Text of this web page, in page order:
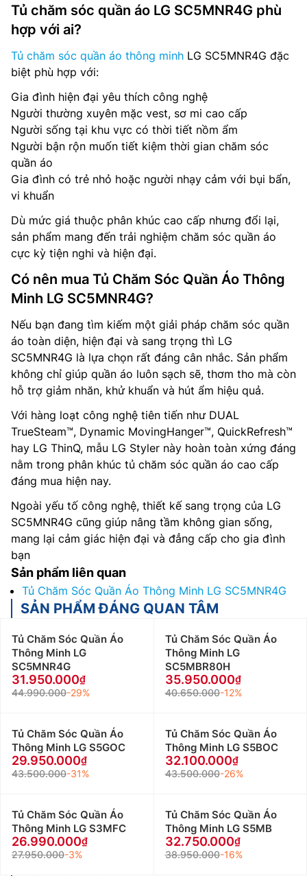
Tủ chăm sóc quần áo LG SC5MNR4G phù
hợp với ai?
Tủ chăm sóc quần áo thông minh LG SC5MNR4G đặc
biệt phù hợp với:
Gia đình hiện đại yêu thích công nghệ
Người thường xuyên mặc vest, sơ mi cao cấp
Người sống tại khu vực có thời tiết nồm ẩm
Người bận rộn muốn tiết kiệm thời gian chăm sóc
quần áo
Gia đình có trẻ nhỏ hoặc người nhạy cảm với bụi bẩn,
vi khuẩn
Dù mức giá thuộc phân khúc cao cấp nhưng đổi lại,
sản phẩm mang đến trải nghiệm chăm sóc quần áo
cực kỳ tiện nghi và hiện đại.
Có nên mua Tủ Chăm Sóc Quần Áo Thông
Minh LG SC5MNR4G?
Nếu bạn đang tìm kiếm một giải pháp chăm sóc quần
áo toàn diện, hiện đại và sang trọng thì LG
SC5MNR4G là lựa chọn rất đáng cân nhắc. Sản phẩm
không chỉ giúp quần áo luôn sạch sẽ, thơm tho mà còn
hỗ trợ giảm nhăn, khử khuẩn và hút ẩm hiệu quả.
Với hàng loạt công nghệ tiên tiến như DUAL
TrueSteam™, Dynamic MovingHanger™, QuickRefresh™
hay LG ThinQ, mẫu LG Styler này hoàn toàn xứng đáng
nằm trong phân khúc tủ chăm sóc quần áo cao cấp
đáng mua hiện nay.
Ngoài yếu tố công nghệ, thiết kế sang trọng của LG
SC5MNR4G cũng giúp nâng tầm không gian sống,
mang lại cảm giác hiện đại và đẳng cấp cho gia đình
bạn
Sản phẩm liên quan
Tủ Chăm Sóc Quần Áo Thông Minh LG SC5MNR4G
SẢN PHẨM ĐÁNG QUAN TÂM
Tủ Chăm Sóc Quần Áo
Thông Minh LG
SC5MNR4G
31.950.000
44.990.000-29%
Tủ Chăm Sóc Quần Áo
Thông Minh LG
SC5MBR80H
35.950.000
40.650.000-12%
Tủ Chăm Sóc Quần Áo
Thông Minh LG S5GOC
29.950.000
43.500.000-31%
Tủ Chăm Sóc Quần Áo
Thông Minh LG S5BOC
32.100.000
43.500.000-26%
Tủ Chăm Sóc Quần Áo
Thông Minh LG S3MFC
26.990.000
27.950.000-3%
Tủ Chăm Sóc Quần Áo
Thông Minh LG S5MB
32.750.000
38.950.000-16%